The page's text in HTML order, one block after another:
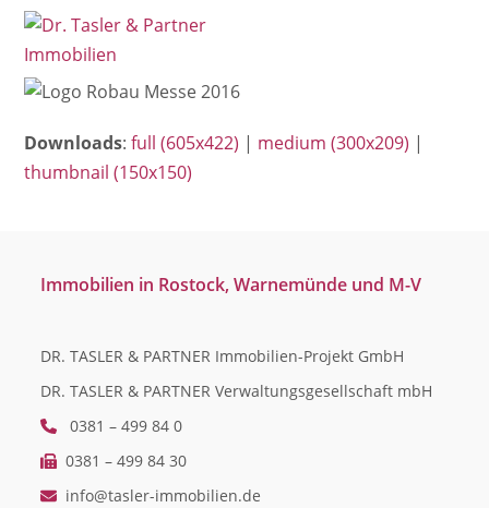
Skip
content
Open
mobile
menu
Close
mobile
menu
Downloads:full (605x422) | medium (300x209) |
thumbnail (150x150)
Immobilien in Rostock, Warnemünde und M-V
DR. TASLER & PARTNER Immobilien-Projekt GmbH
DR. TASLER & PARTNER Verwaltungsgesellschaft mbH
0381 – 499 84 0
0381 – 499 84 30
info@tasler-immobilien.de